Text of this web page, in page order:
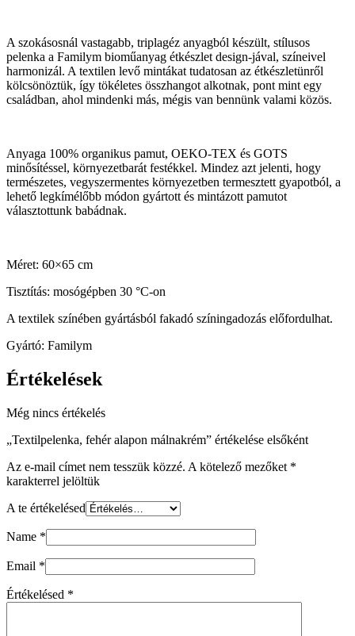
A szokásosnál vastagabb, triplagéz anyagból készült, stílusos
pelenka a Familym bioműanyag étkészlet design-jával, színeivel
harmonizál. A textilen levő mintákat tudatosan az étkészletünről
kölcsönöztük, így tökéletes összhangot alkotnak, pont mint egy
családban, ahol mindenki más, mégis van bennünk valami közös.
Anyaga 100% organikus pamut, OEKO-TEX és GOTS
minősítéssel, környezetbarát festékkel. Mindez azt jelenti, hogy
természetes, vegyszermentes környezetben termesztett gyapotból, a
lehető legkímélőbb módon gyártott és mintázott pamutot
választottunk babádnak.
Méret: 60×65 cm
Tisztítás: mosógépben 30 °C-on
A textilek színében gyártásból fakadó színingadozás előfordulhat.
Gyártó: Familym
Értékelések
Még nincs értékelés
„Textilpelenka, fehér alapon málnakrém” értékelése elsőként
Az e-mail címet nem tesszük közzé. A kötelező mezőket *
karakterrel jelöltük
A te értékelésed
Name *
Email *
Értékelésed *